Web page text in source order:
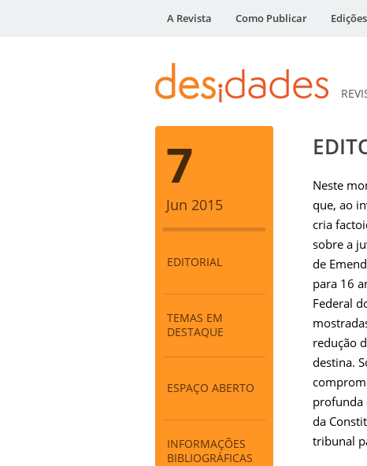
A Revista Como Publicar
7
Jun 2015
EDITORIAL
TEMAS EM
DESTAQUE
ESPAÇO ABERTO
INFORMAÇÕES
BIBLIOGRÁFICAS
Neste
que, ao
cria
sobre a
de
para 16
Federal
redução
destina.
profunda
da
tribunal